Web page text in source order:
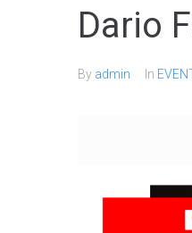
Dario
By admin In